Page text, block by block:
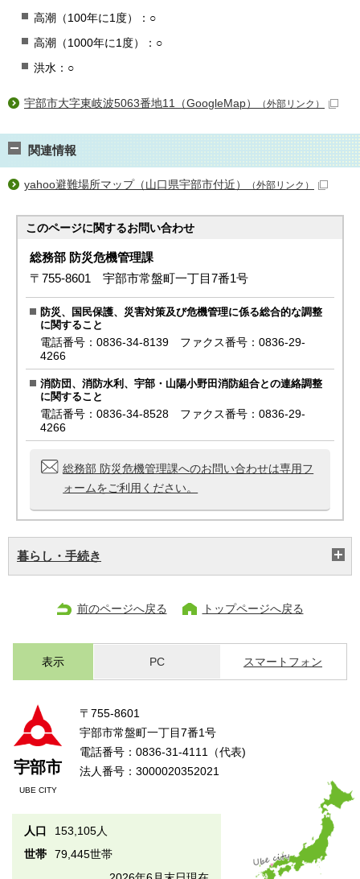
高潮（100年に1度）：○
高潮（1000年に1度）：○
洪水：○
宇部市大字東岐波5063番地11（GoogleMap） （外部リンク）
関連情報
yahoo避難場所マップ（山口県宇部市付近） （外部リンク）
このページに関するお問い合わせ
総務部 防災危機管理課
〒755-8601 宇部市常盤町一丁目7番1号
防災、国民保護、災害対策及び危機管理に係る総合的な調整
に関すること
電話番号：0836-34-8139 ファクス番号：0836-29-
4266
消防団、消防水利、宇部・山陽小野田消防組合との連絡調整
に関すること
電話番号：0836-34-8528 ファクス番号：0836-29-
4266
総務部 防災危機管理課へのお問い合わせは専用フ
ォームをご利用ください。
暮らし・手続き
前のページへ戻る トップページへ戻る
表示 PC スマートフォン
宇部市
UBE CITY
〒755-8601
宇部市常盤町一丁目7番1号
電話番号：0836-31-4111（代表)
法人番号：3000020352021
人口
153,105人
世帯
79,445世帯